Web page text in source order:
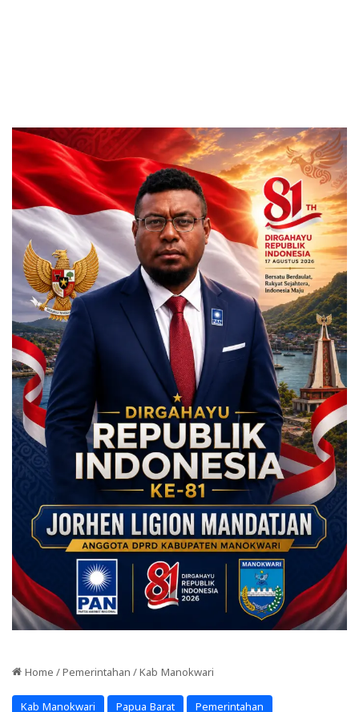
Home / Pemerintahan / Kab Manokwari
Kab Manokwari Papua Barat Pemerintahan